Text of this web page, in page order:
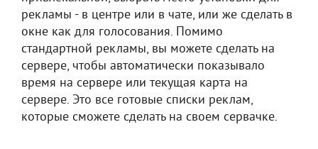
рекламы - в центре или в чате, или же сделать в
окне как для голосования. Помимо
стандартной рекламы, вы можете сделать на
сервере, чтобы автоматически показывало
время на сервере или текущая карта на
сервере. Это все готовые списки реклам,
которые сможете сделать на своем сервачке.